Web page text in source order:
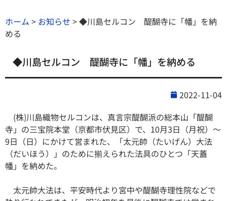
ホーム > お知らせ >◆川島セルコン 醍醐寺に「幡」を納
める
◆川島セルコン 醍醐寺に「幡」を納める
2022-11-04
(株)川島織物セルコンは、真言宗醍醐派の総本山「醍醐
寺」の三宝院本堂（京都市伏見区）で、10月3日（月祝）～
9日（日）にかけて営まれた、「太元帥（たいげん）大法
（だいほう）」のために揃えられた法具のひとつ「天蓋
幡」を納めた。
太元帥大法は、平安時代より宮中や醍醐寺理性院などで